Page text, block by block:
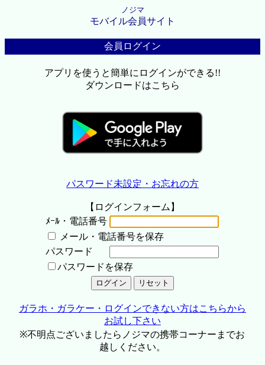
ノジマ
モバイル会員サイト
会員ログイン
アプリを使うと簡単にログインができる!!
ダウンロードはこちら
パスワード未設定・お忘れの方
【ログインフォーム】
ﾒｰﾙ・電話番号
メール・電話番号を保存
パスワード
パスワードを保存
ガラホ・ガラケー・ログインできない方はこちらから
お試し下さい
※不明点ございましたらノジマの携帯コーナーまでお
越しください。